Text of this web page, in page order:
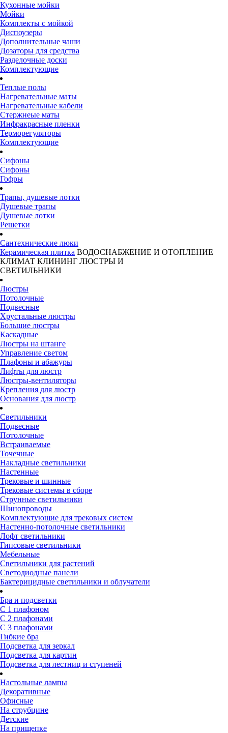
Кухонные мойки
Мойки
Комплекты с мойкой
Диспоузеры
Дополнительные чаши
Дозаторы для средства
Разделочные доски
Комплектующие
Теплые полы
Нагревательные маты
Нагревательные кабели
Стержнеые маты
Инфракрасные пленки
Терморегуляторы
Комплектующие
Сифоны
Сифоны
Гофры
Трапы, душевые лотки
Душевые трапы
Душевые лотки
Решетки
Сантехнические люки
Керамическая плитка ВОДОСНАБЖЕНИЕ И ОТОПЛЕНИЕ
КЛИМАТ КЛИНИНГ ЛЮСТРЫ И
СВЕТИЛЬНИКИ
Люстры
Потолочные
Подвесные
Хрустальные люстры
Большие люстры
Каскадные
Люстры на штанге
Управление светом
Плафоны и абажуры
Лифты для люстр
Люстры-вентиляторы
Крепления для люстр
Основания для люстр
Светильники
Подвесные
Потолочные
Встраиваемые
Точечные
Накладные светильники
Настенные
Трековые и шинные
Трековые системы в сборе
Струнные светильники
Шинопроводы
Комплектующие для трековых систем
Настенно-потолочные светильники
Лофт светильники
Гипсовые светильники
Мебельные
Светильники для растений
Светодиодные панели
Бактерицидные светильники и облучатели
Бра и подсветки
С 1 плафоном
С 2 плафонами
С 3 плафонами
Гибкие бра
Подсветка для зеркал
Подсветка для картин
Подсветка для лестниц и ступеней
Настольные лампы
Декоративные
Офисные
На струбцине
Детские
На прищепке